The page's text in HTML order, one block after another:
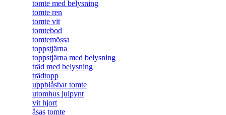
tomte med belysning
tomte ren
tomte vit
tomtebod
tomtemössa
toppstjärna
toppstjärna med belysning
träd med belysning
trädtopp
uppblåsbar tomte
utomhus julpynt
vit hjort
åsas tomte